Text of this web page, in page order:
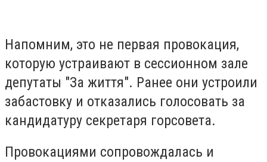
Напомним, это не первая провокация,
которую устраивают в сессионном зале
депутаты "За життя". Ранее они устроили
забастовку и отказались голосовать за
кандидатуру секретаря горсовета.
Провокациями сопровождалась и